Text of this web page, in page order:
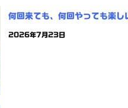
何回来ても、何回やっても楽
2026年7月23日